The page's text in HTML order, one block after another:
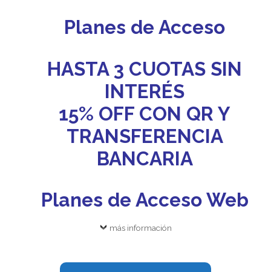
Planes de Acceso
HASTA 3 CUOTAS SIN
INTERÉS
15% OFF CON QR Y
TRANSFERENCIA
BANCARIA
Planes de Acceso Web
más información